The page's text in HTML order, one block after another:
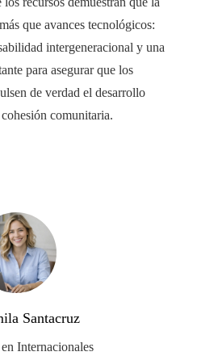
que avances tecnológicos:
intergeneracional y una
para asegurar que los
de verdad el desarrollo
comunitaria.
Santacruz
Internacionales